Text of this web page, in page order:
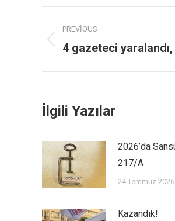
PREVIOUS
4 gazeteci
İlgili Yazılar
2026’da
217/A
24 Temmuz 2026
Kazandık!